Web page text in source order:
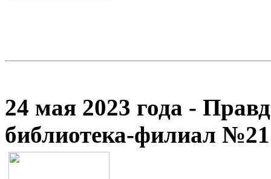
24 мая 2023 года -
библиотека-филиал №21